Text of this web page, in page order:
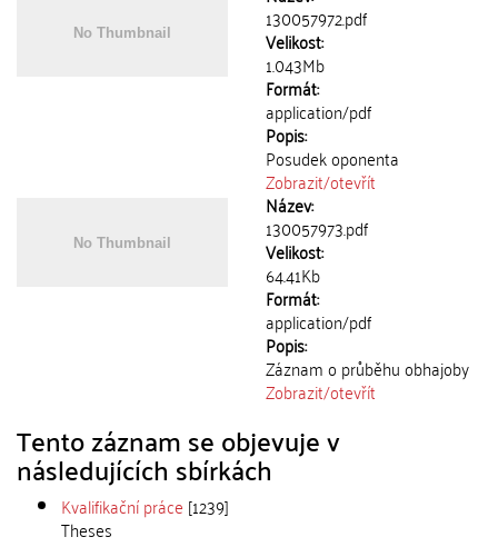
130057972.pdf
Velikost:
1.043Mb
Formát:
application/pdf
Popis:
Posudek oponenta
Zobrazit/otevřít
Název:
130057973.pdf
Velikost:
64.41Kb
Formát:
application/pdf
Popis:
Záznam o průběhu obhajoby
Zobrazit/otevřít
Tento záznam se objevuje v
následujících sbírkách
Kvalifikační práce [1239]
Theses